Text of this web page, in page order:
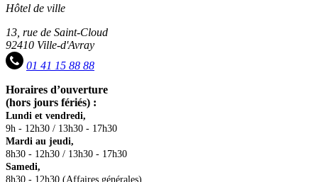
Hôtel de ville
13, rue de Saint-Cloud
92410 Ville-d'Avray
01 41 15 88 88
Horaires d’ouverture
(hors jours fériés) :
Lundi et vendredi,
9h - 12h30 / 13h30 - 17h30
Mardi au jeudi,
8h30 - 12h30 / 13h30 - 17h30
Samedi,
8h30 - 12h30 (Affaires générales)